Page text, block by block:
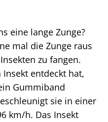
eine lange Zunge?
mal die Zunge raus
zu fangen.
entdeckt hat,
Gummiband
sie in einer
km/h. Das Insekt